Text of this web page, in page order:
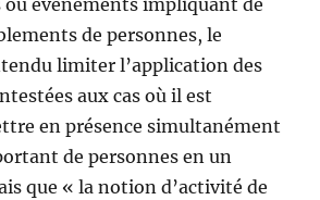
événements impliquant de
de personnes, le
limiter l’application des
aux cas où il est
en présence simultanément
de personnes en un
que « la notion d’activité de